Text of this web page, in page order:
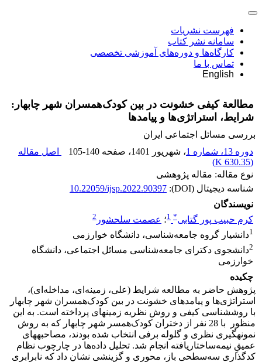
فهرست نشریات
سامانه نشر کتاب
کارگاه‌ها و دوره‌های آموزشی تخصصی
تماس با ما
English
مطالعة کیفی خشونت در بین کودک‌همسران شهر چابهار:
شرایط، استراتژی‌ها و پیامدها
بررسی مسائل اجتماعی ایران
دوره 13، شماره 1
، شهریور 1401 ، صفحه 105-140
اصل مقاله
(
630.35 K
)
نوع مقاله: مقاله پژوهشی
شناسه دیجیتال (DOI):
10.22059/ijsp.2022.90397
نویسندگان
کرم حبیب پور گتابی*
1؛ عصمت سلحشور 2
1دانشیار گروه جامعه‌شناسی، دانشگاه خوارزمی
2دانشجوی دکترای جامعه‌شناسی مسائل اجتماعی، دانشگاه
خوارزمی
چکیده
پژوهش حاضر به مطالعه شرایط (علی، زمینه‌ای، مداخله‌ای)،
استراتژی‌ها و پیامدهای خشونت در بین کودک‌همسران شهر چابهار
با روش­شناسی کیفی و روش نظریه­ زمینه­ای پرداخته است. به این
منظور با 28 نفر از دختران کودک‌همسر شهر چابهار که به روش
نمونه­گیری نظری و گلوله برفی انتخاب شده بودند، مصاحبه­های
عمیقِ نیمه‌ساختاریافته انجام شد. تحلیل داده‌ها در چارچوب نظام
کدگذاری سه‌‌سطحی باز، محوری و گزینشی نشان داد که نابرابری